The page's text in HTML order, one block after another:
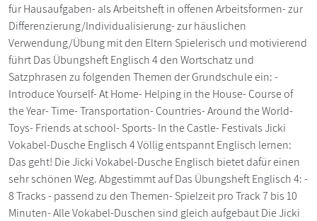
für Hausaufgaben- als Arbeitsheft in offenen Arbeitsformen- zur
Differenzierung/Individualisierung- zur häuslichen
Verwendung/Übung mit den Eltern Spielerisch und motivierend
führt Das Übungsheft Englisch 4 den Wortschatz und
Satzphrasen zu folgenden Themen der Grundschule ein: -
Introduce Yourself- At Home- Helping in the House- Course of
the Year- Time- Transportation- Countries- Around the World-
Toys- Friends at school- Sports- In the Castle- Festivals Jicki
Vokabel-Dusche Englisch 4 Völlig entspannt Englisch lernen:
Das geht! Die Jicki Vokabel-Dusche Englisch bietet dafür einen
sehr schönen Weg. Abgestimmt auf Das Übungsheft Englisch 4: -
8 Tracks - passend zu den Themen- Spielzeit pro Track 7 bis 10
Minuten- Alle Vokabel-Duschen sind gleich aufgebaut Die Jicki